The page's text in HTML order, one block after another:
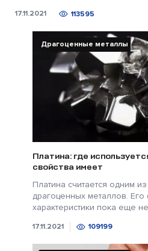
17.11.2021 113595
Драгоценные металлы
Платина: где
свойства имеет
Платина считается одним
драгоценных металлов.
характеристики пока еще
17.11.2021 109199